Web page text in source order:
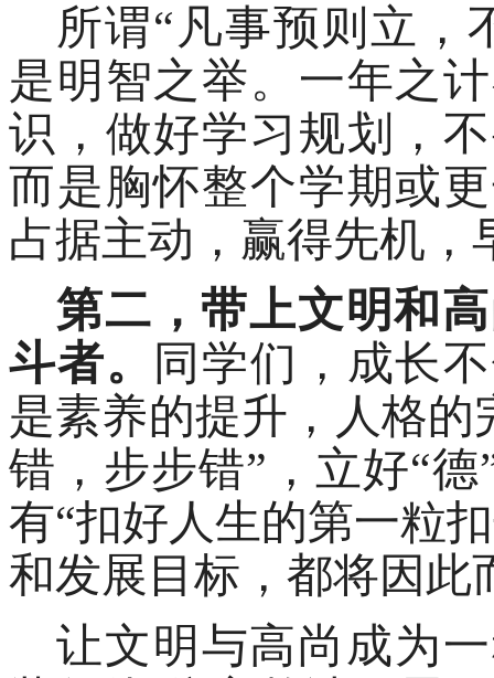
所谓“凡事预则立，
是明智之举。一年之
识，做好学习规划，
而是胸怀整个学期或
占据主动，赢得先机，
第二，带上文明和
斗者。
同学们，成长
是素养的提升，人格的
错，步步错”，立好“
有“扣好人生的第一粒
和发展目标，都将因此
让文明与高尚成为